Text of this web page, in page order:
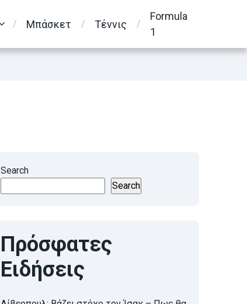
Μπάσκετ Τέννις
Formula
1
Search
Search
Πρόσφατες
Ειδήσεις